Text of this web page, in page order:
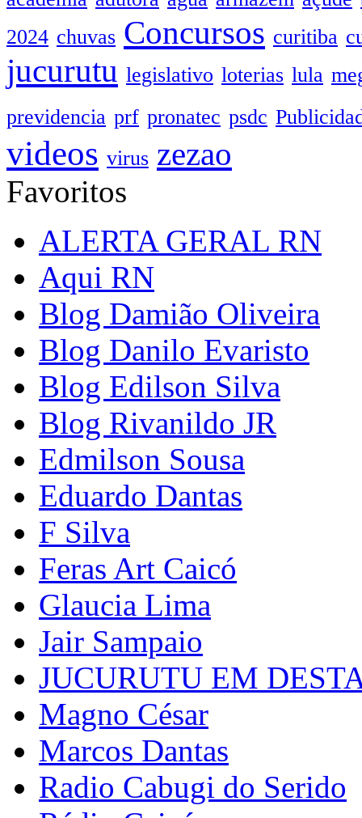
2024 chuvas Concursos curitiba
jucurutu legislativo loterias lula
previdencia prf pronatec psdc
videos virus zezao
Favoritos
ALERTA GERAL RN
Aqui RN
Blog Damião Oliveira
Blog Danilo Evaristo
Blog Edilson Silva
Blog Rivanildo JR
Edmilson Sousa
Eduardo Dantas
F Silva
Feras Art Caicó
Glaucia Lima
Jair Sampaio
JUCURUTU EM
Magno César
Marcos Dantas
Radio Cabugi do Serido